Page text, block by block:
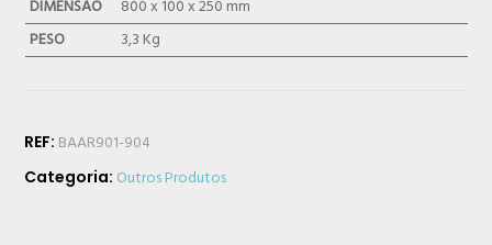
DIMENSÃO
800 x 100 x 250 mm
PESO
3,3 Kg
REF: BAAR901-904
Categoria: Outros Produtos